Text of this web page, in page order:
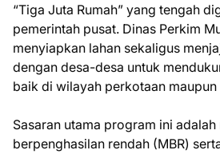
“Tiga Juta Rumah” yang tengah
pemerintah pusat. Dinas Perkim
menyiapkan lahan sekaligus
dengan desa-desa untuk
baik di wilayah perkotaan maupun
Sasaran utama program ini
berpenghasilan rendah (MBR)